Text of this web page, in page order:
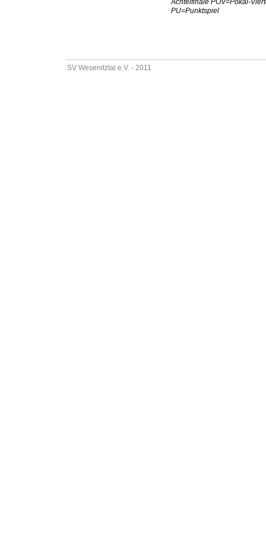
Achtelfinale POV=Pokal-
PU=Punktspiel
SV Wesenitztal e.V. - 2011